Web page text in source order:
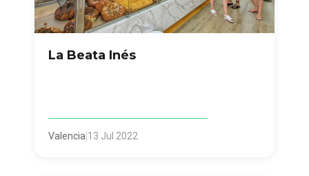
La Beata Inés
Valencia 13 Jul 2022